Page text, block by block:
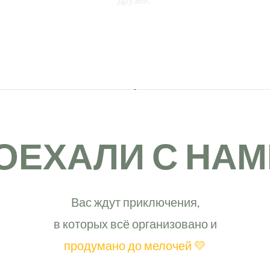
С
Вас ждут приключения,
в которых всё организовано и
продумано до мелочей 💛